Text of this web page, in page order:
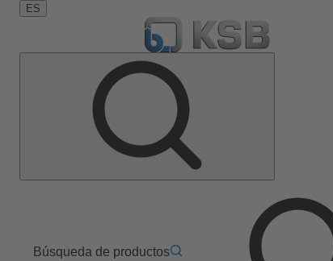
ES
Búsqueda de productos